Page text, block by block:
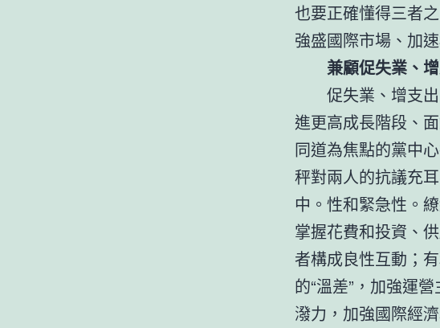
也要正確懂得三者
強盛國際市場、加
兼顧促失業、
促失業、增支
進更高成長階段、
同道為焦點的黨中
秤對兩人的抗議充
中。性和緊急性。
掌握花費和投資、
者構成良性互動；
的“溫差”，加強運
潑力，加強國際經